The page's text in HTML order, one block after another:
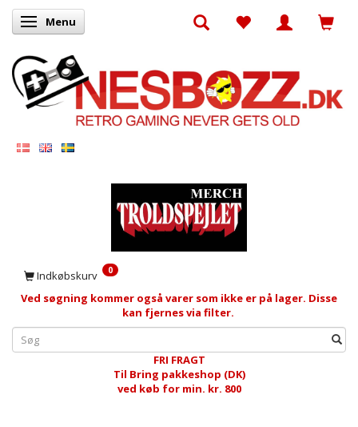
Skifte navigation
Menu
Indkøbskurv 0
Ved søgning kommer også varer som ikke er på lager. Disse
kan fjernes via filter.
FRI FRAGT
Til Bring pakkeshop (DK)
ved køb for min. kr. 800